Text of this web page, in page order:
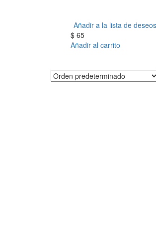
Añadir a la lista de deseos
$ 65
Añadir al carrito